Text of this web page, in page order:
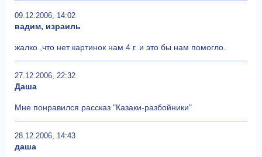
09.12.2006, 14:02
вадим, израиль
жалко ,что нет картинок нам 4 г. и это бы нам помогло.
27.12.2006, 22:32
Даша
Мне понравился рассказ "Казаки-разбойники"
28.12.2006, 14:43
даша